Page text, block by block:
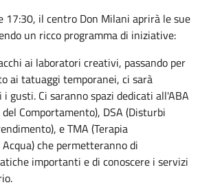
17:30, il centro Don Milani aprirà le sue
un ricco programma di iniziative:
ai laboratori creativi, passando per
ai tatuaggi temporanei, ci sarà
gusti. Ci saranno spazi dedicati all'ABA
Comportamento), DSA (Disturbi
e TMA (Terapia
che permetteranno di
importanti e di conoscere i servizi